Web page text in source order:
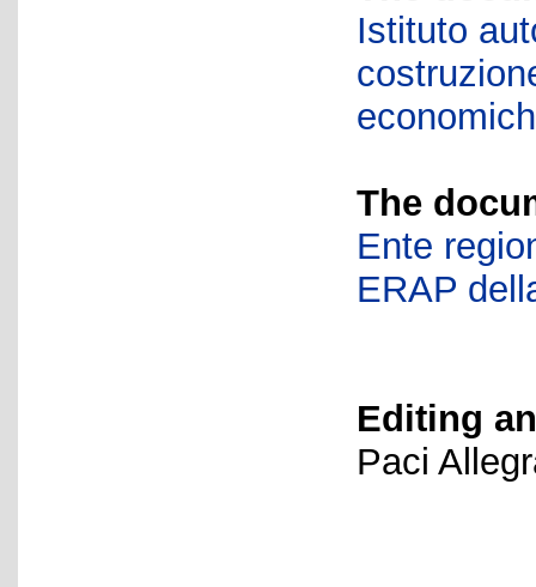
Istituto
The
Ente
ERAP
Editing
Paci